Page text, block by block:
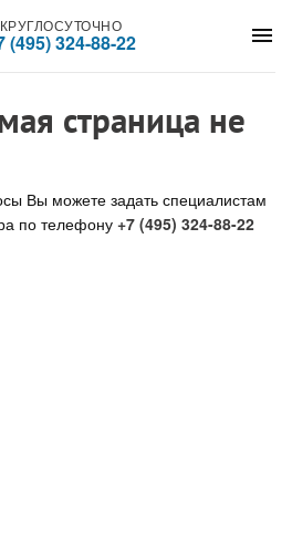
menu
КРУГЛОСУТОЧНО
(495) 324-88-22
страница не
Вы можете задать специалистам
по телефону +7 (495) 324-88-22